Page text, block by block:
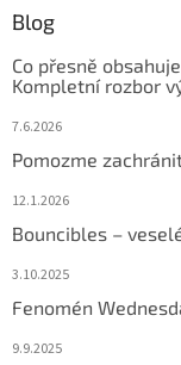
Blog
Co přesně
Kompletní rozbor
7.6.2026
Pomozme
12.1.2026
Bouncibles –
3.10.2025
Fenomén
9.9.2025